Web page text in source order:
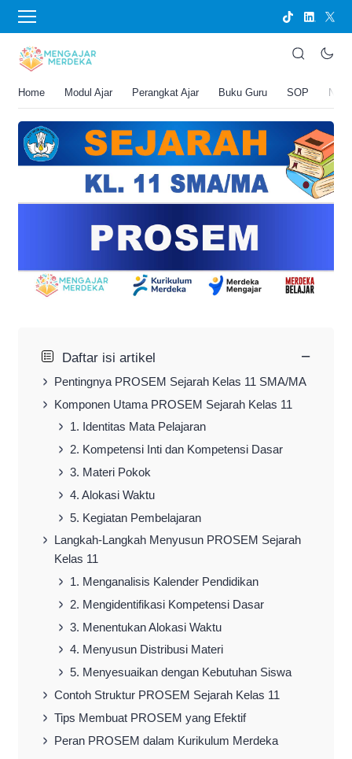
Home Modul Ajar Perangkat Ajar Buku Guru SOP
BERANDA
PROSEM Sejarah Kelas 11 SMA/MA
15 April 2026 6:50 pm
4 menit membaca
Daftar isi artikel −
Pentingnya PROSEM Sejarah Kelas 11 SMA/MA
Komponen Utama PROSEM Sejarah Kelas 11
1. Identitas Mata Pelajaran
2. Kompetensi Inti dan Kompetensi Dasar
3. Materi Pokok
4. Alokasi Waktu
5. Kegiatan Pembelajaran
Langkah-Langkah Menyusun PROSEM Sejarah
Kelas 11
1. Menganalisis Kalender Pendidikan
2. Mengidentifikasi Kompetensi Dasar
3. Menentukan Alokasi Waktu
4. Menyusun Distribusi Materi
5. Menyesuaikan dengan Kebutuhan Siswa
Contoh Struktur PROSEM Sejarah Kelas 11
Tips Membuat PROSEM yang Efektif
Peran PROSEM dalam Kurikulum Merdeka